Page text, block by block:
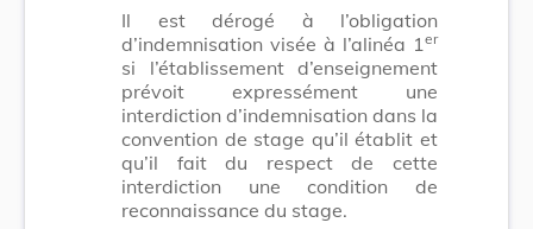
Il est dérogé à l’obligation
d’indemnisation visée à l’alinéa 1 er
si l’établissement d’enseignement
prévoit expressément une
interdiction d’indemnisation dans la
convention de stage qu’il établit et
qu’il fait du respect de cette
interdiction une condition de
reconnaissance du stage.